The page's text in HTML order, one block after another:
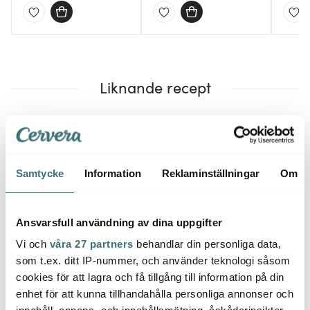
Samtycke Information Reklaminställningar Om
Ansvarsfull användning av dina uppgifter
Vi och våra 27 partners behandlar din personliga data,
som t.ex. ditt IP-nummer, och använder teknologi såsom
cookies för att lagra och få tillgång till information på din
enhet för att kunna tillhandahålla personliga annonser och
Liknande recept
Amerikanska plättar
med kanelstekta
Klassiska pannkakor